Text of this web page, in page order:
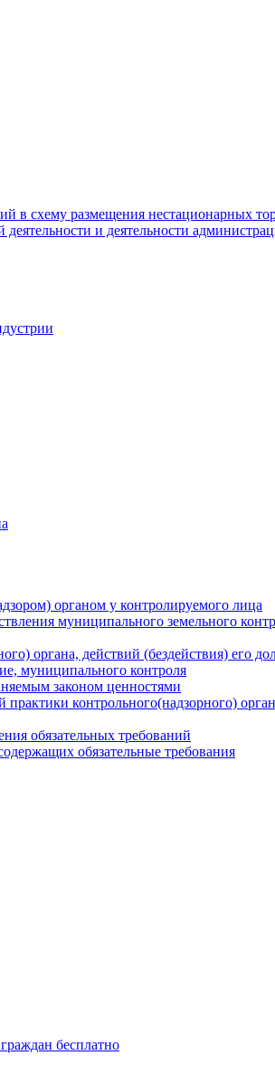
в схему размещения нестационарных
и деятельности
органом у контролируемого лица
муниципального земельного
органа, действий (бездействия) его
муниципального контроля
законом ценностями
контрольного(надзорного)
обязательных требований
обязательные требования
бесплатно